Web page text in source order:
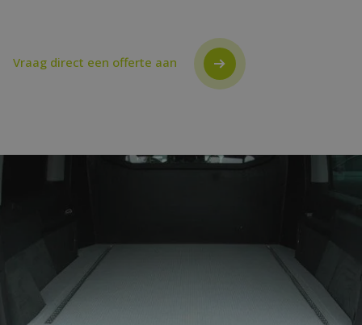
Vraag direct een offerte aan